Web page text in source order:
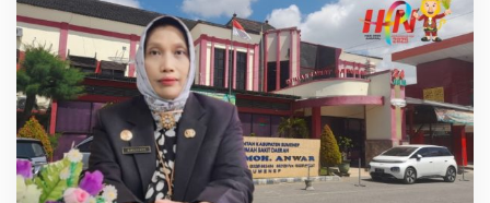
e
k
t
u
r
R
S
U
D
S